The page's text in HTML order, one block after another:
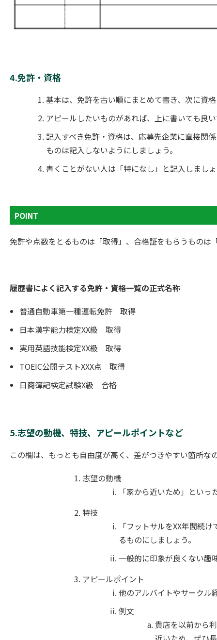
4.免許・資格
基本は、免許を古い順にまとめて書き、次に資
アピールしたいものがあれば、上に書いても良
記入すべき免許・資格は、応募先企業に直接関
ものは記入しないようにしましょう。
書くことがない人は「特になし」と記入しまし
POINT
免許や点数をとるものは「取得」、合格証をもらうもの
履歴書によく記入する免許・資格一覧の正式名称
普通自動車第一種運転免許 取得
日本漢字能力検定XX級 取得
実用英語技能検定XX級 取得
TOEIC公開テストXXX点 取得
日商簿記検定試験X級 合格
5.志望の動機、特技、アピールポイントなど
この欄は、もっとも自由度が高く、差がつきやすい箇所
志望の動機
「家から近いため」とい
特技
「フットサルをXX年間続
るものにしましょう。
一般的に印象が良くない趣
アピールポイント
他のアルバイトやサークル
例文
貴店を以前から